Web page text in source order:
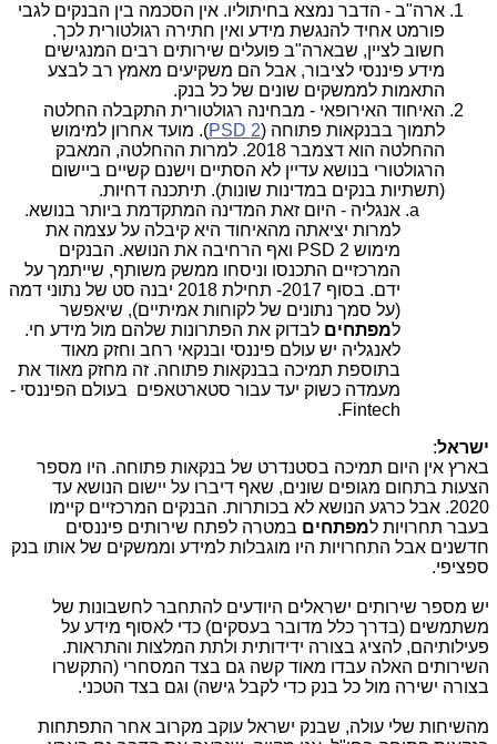
ארה"ב - הדבר נמצא בחיתוליו. אין הסכמה בין הבנקים לגבי
פורמט אחיד להנגשת מידע ואין חתירה רגולטורית לכך.
חשוב לציין, שבארה"ב פועלים שירותים רבים המנגישים
מידע פיננסי לציבור, אבל הם משקיעים מאמץ רב לבצע
התאמות לממשקים שונים של כל בנק.
האיחוד האירופאי - מבחינה רגולטורית התקבלה החלטה
לתמוך בבנקאות פתוחה (PSD 2). מועד אחרון למימוש
ההחלטה הוא דצמבר 2018. למרות ההחלטה, המאבק
הרגולטורי בנושא עדיין לא הסתיים וישנם קשיים ביישום
(תשתיות בנקים במדינות שונות). תיתכנה דחיות.
אנגליה - היום זאת המדינה המתקדמת ביותר בנושא.
למרות יציאתה מהאיחוד היא קיבלה על עצמה את
מימוש PSD 2 ואף הרחיבה את הנושא. הבנקים
המרכזיים התכנסו וניסחו ממשק משותף, שייתמך על
ידם. בסוף 2017- תחילת 2018 יבנה סט של נתוני דמה
(על סמך נתונים של לקוחות אמיתיים), שיאפשר
למפתחים לבדוק את הפתרונות שלהם מול מידע חי.
לאנגליה יש עולם פיננסי ובנקאי רחב וחזק מאוד
בתוספת תמיכה בבנקאות פתוחה. זה מחזק מאוד את
מעמדה כשוק יעד עבור סטארטאפים בעולם הפיננסי -
Fintech
.
ישראל:
בארץ אין היום תמיכה בסטנדרט של בנקאות פתוחה. היו מספר
הצעות בתחום מגופים שונים, שאף דיברו על יישום הנושא עד
2020. אבל כרגע הנושא לא בכותרות. הבנקים המרכזיים קיימו
בעבר תחרויות למפתחים במטרה לפתח שירותים פיננסים
חדשנים אבל התחרויות היו מוגבלות למידע וממשקים של אותו בנק
ספציפי.
יש מספר שירותים ישראלים היודעים להתחבר לחשבונות של
משתמשים (בדרך כלל מדובר בעסקים) כדי לאסוף מידע על
פעילותיהם, להציג בצורה ידידותית ולתת המלצות והתראות.
השירותים האלה עבדו מאוד קשה גם בצד המסחרי (התקשרו
בצורה ישירה מול כל בנק כדי לקבל גישה) וגם בצד הטכני.
מהשיחות שלי עולה, שבנק ישראל עוקב מקרוב אחר התפתחות